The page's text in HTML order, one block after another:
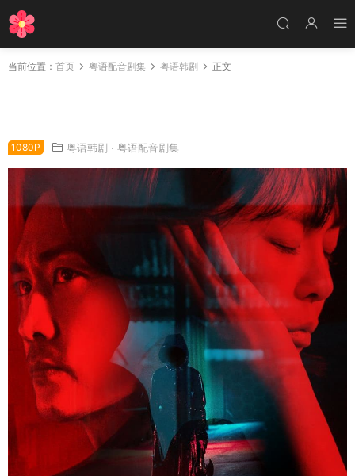
当前位置： 首页 粤语配音剧集 粤语韩剧 正文
1080P 粤语韩剧 · 粤语配音剧集